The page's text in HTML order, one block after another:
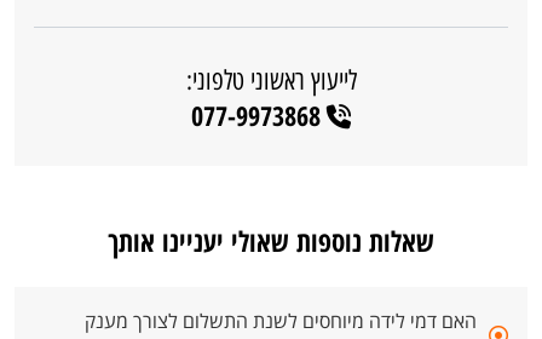
לייעוץ ראשוני טלפוני:
077-9973868
שאלות נוספות שאולי יעניינו אותך
האם דמי לידה מיוחסים לשנת התשלום לצורך מענק